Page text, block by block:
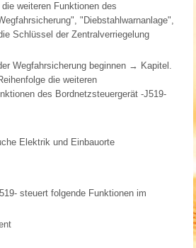
weiteren Funktionen des
"Diebstahlwarnanlage",
Schlüssel der Zentralverriegelung
Wegfahrsicherung beginnen → Kapitel.
die weiteren
des Bordnetzsteuergerät -J519-
Elektrik und Einbauorte
steuert folgende Funktionen im